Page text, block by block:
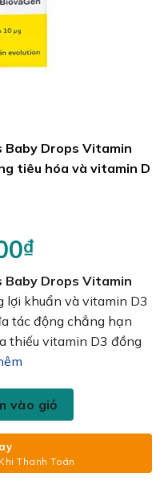
Baby Drops Vitamin
tiêu hóa và vitamin D
₫Giá
tại
là:
495,000₫.
Baby Drops Vitamin
lợi khuẩn và vitamin D3
tác động chẳng hạn
thiếu vitamin D3 đồng
cố hệ miễn dịch của
Drops Vitamin D3 bổ
vào giỏ
Thanh Toán